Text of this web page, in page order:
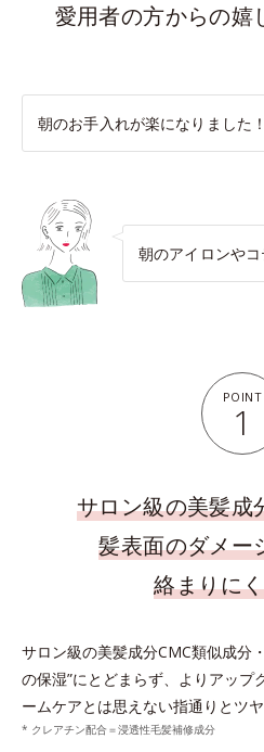
愛用者の方からの嬉
朝のお手入れが楽になりました！
朝のアイロンやコ
POINT
1
サロン級の美髪成
髪表面のダメー
絡まりに
サロン級の美髪成分CMC類似成分
の保湿”にとどまらず、よりアップ
ームケアとは思えない指通りとツヤ
* クレアチン配合＝浸透性毛髪補修成分